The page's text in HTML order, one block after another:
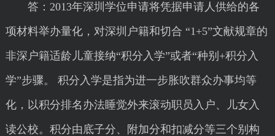
答：2013年深圳学位申请将凭据申请人供给的各
项材料举办量化，对深圳户籍和切合 “1+5”文献规章的
非深户籍适龄儿童接纳“积分入学”或者“种别+积分入
学”步骤。 积分入学是指为进一步胀吹群众办事均等
化，以积分排名办法睡觉外来滚动职员入户、儿女入
读公校。积分由底子分、附加分和扣减分等三个别构